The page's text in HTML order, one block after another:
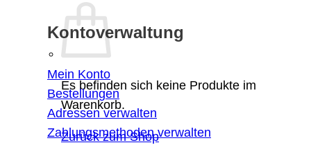
Es befinden sich keine Produkte im
Warenkorb.
Zurück zum Shop
Kontoverwaltung
Mein Konto
Bestellungen
Adressen verwalten
Zahlungsmethoden verwalten